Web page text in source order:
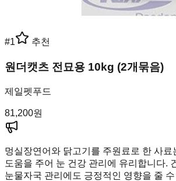
#1 추천
원더캣츠 전묘용 10kg (2개묶음)
제일펫푸드
81,200원
멍실장연어와 닭고기를 주원료로 한 사료
도움을 주어 눈 건강 관리에 유리합니다.
눈물자국 관리에도 긍정적인 영향을 줄